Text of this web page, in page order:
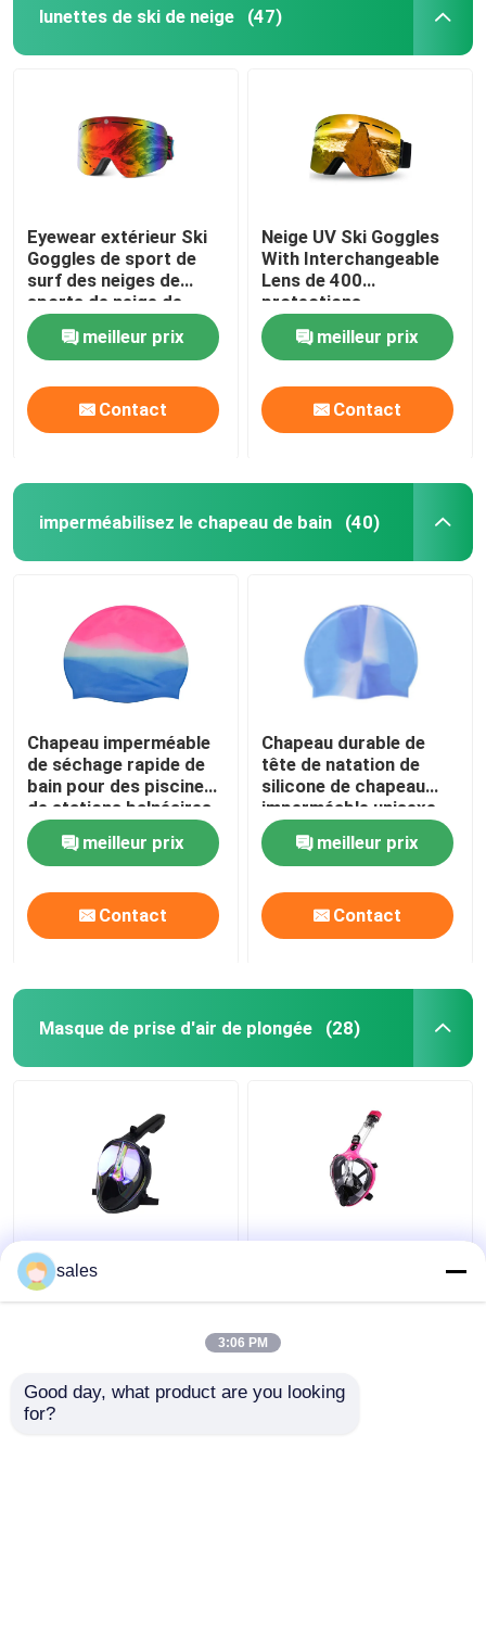
lunettes de ski de neige (47)
Eyewear extérieur Ski
Goggles de sport de
surf des neiges de
sports de neige de
doubles couches de
miroir d'hiver fait sur
commande
antibrouillard de haute
qualité de lentille
meilleur prix
Contact
Neige UV Ski Goggles
With Interchangeable
Lens de 400
protections
meilleur prix
Contact
imperméabilisez le chapeau de bain (40)
Chapeau imperméable
de séchage rapide de
bain pour des piscines
de stations balnéaires
meilleur prix
Contact
Chapeau durable de
tête de natation de
silicone de chapeau
imperméable unisexe
de bain
meilleur prix
Contact
Masque de prise d'air de plongée (28)
Silicone lunettes de
plein visage de 180
degrés avec la plongée
Silicone de plongée
panoramique de 180
degrés
sales
3:06 PM
Good day, what product are you looking
for?